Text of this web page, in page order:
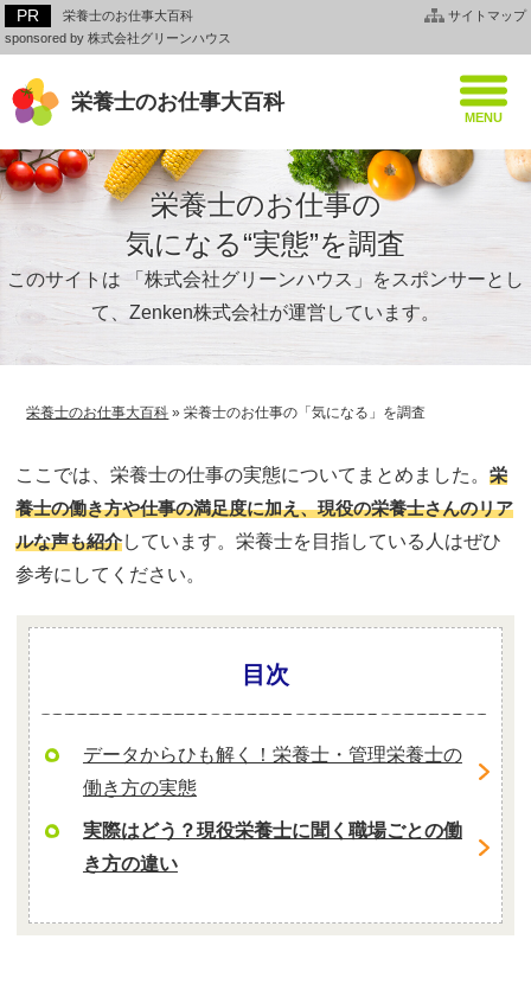
栄養士のお仕事大百科
sponsored by 株式会社グリーンハウス
サイトマップ
栄養士のお仕事大百科
栄養士のお仕事の
気になる“実態”を調査
このサイトは 「株式会社グリーンハウス」をスポンサーとし
て、Zenken株式会社が運営しています。
栄養士のお仕事大百科 »栄養士のお仕事の「気になる」を調査
ここでは、栄養士の仕事の実態についてまとめました。栄
養士の働き方や仕事の満足度に加え、現役の栄養士さんのリア
ルな声も紹介しています。栄養士を目指している人はぜひ
参考にしてください。
目次
データからひも解く！栄養士・管理栄養士の
働き方の実態
実際はどう？現役栄養士に聞く職場ごとの働
き方の違い